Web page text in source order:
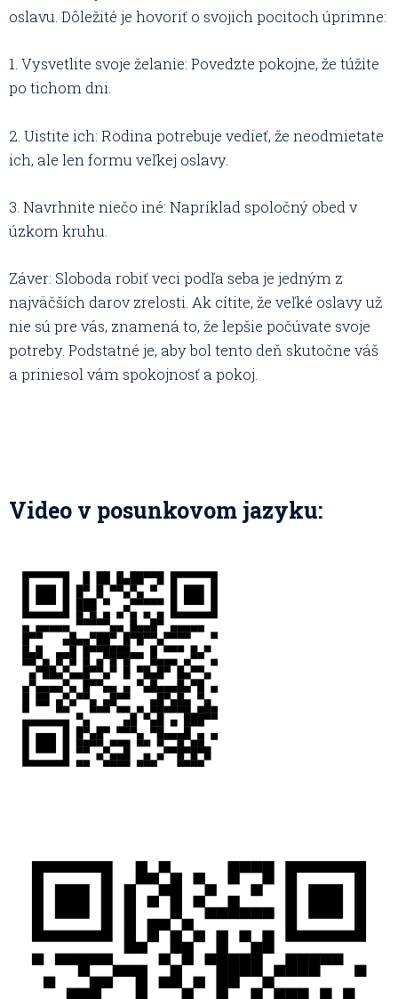
oslavu. Dôležité je hovoriť o svojich pocitoch úprimne:
1. Vysvetlite svoje želanie: Povedzte pokojne, že túžite
po tichom dni.
2. Uistite ich: Rodina potrebuje vedieť, že neodmietate
ich, ale len formu veľkej oslavy.
3. Navrhnite niečo iné: Napríklad spoločný obed v
úzkom kruhu.
Záver: Sloboda robiť veci podľa seba je jedným z
najväčších darov zrelosti. Ak cítite, že veľké oslavy už
nie sú pre vás, znamená to, že lepšie počúvate svoje
potreby. Podstatné je, aby bol tento deň skutočne váš
a priniesol vám spokojnosť a pokoj.
Video v posunkovom jazyku: